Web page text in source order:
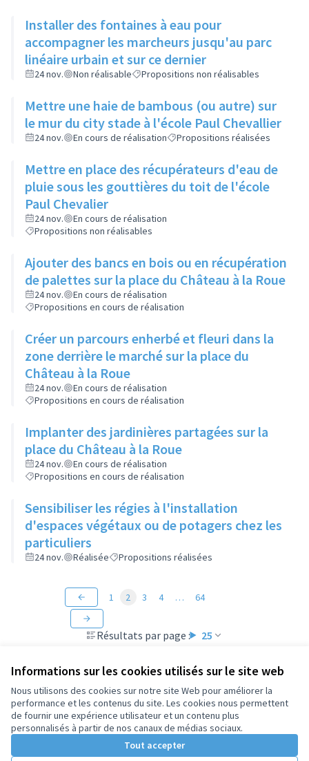
Informations sur les cookies utilisés sur le site web
Nous utilisons des cookies sur notre site Web pour améliorer la
performance et les contenus du site. Les cookies nous permettent
de fournir une expérience utilisateur et un contenu plus
personnalisés à partir de nos canaux de médias sociaux.
Tout accepter
Installer des fontaines à eau pour
accompagner les marcheurs jusqu'au parc
linéaire urbain et sur ce dernier
24 nov. Non réalisable Propositions non réalisables
Mettre une haie de bambous (ou autre) sur
le mur du city stade à l'école Paul Chevallier
24 nov. En cours de réalisation Propositions réalisées
Mettre en place des récupérateurs d'eau de
pluie sous les gouttières du toit de l'école
Paul Chevalier
24 nov.
En cours de réalisation
Propositions non réalisables
Ajouter des bancs en bois ou en récupération
de palettes sur la place du Château à la Roue
24 nov.
En cours de réalisation
Propositions en cours de réalisation
Créer un parcours enherbé et fleuri dans la
zone derrière le marché sur la place du
Château à la Roue
24 nov.
En cours de réalisation
Propositions en cours de réalisation
Implanter des jardinières partagées sur la
place du Château à la Roue
24 nov.
En cours de réalisation
Propositions en cours de réalisation
Sensibiliser les régies à l'installation
d'espaces végétaux ou de potagers chez les
particuliers
24 nov. Réalisée Propositions réalisées
Résultats par page : 25
1 2 3 4 … 64
Conditions d'utilisation
Paramètres des cookies